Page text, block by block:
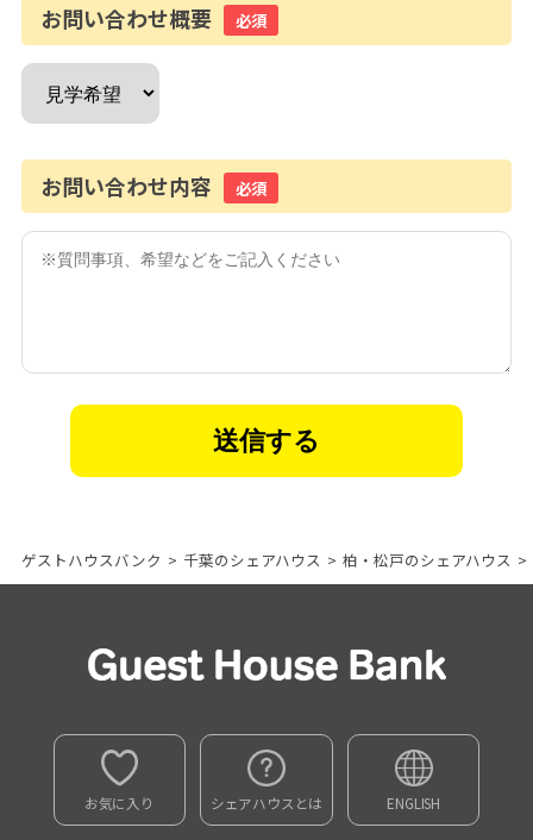
お問い合わせ概要 必須
お問い合わせ内容 必須
ゲストハウスバンク > 千葉のシェアハウス > 柏・松戸のシェアハウス >
お気に入り シェアハウスとは ENGLISH